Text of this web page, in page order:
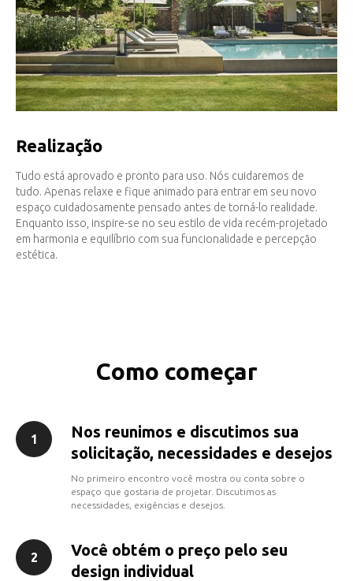
Realização
Tudo está aprovado e pronto para uso. Nós cuidaremos de
tudo. Apenas relaxe e fique animado para entrar em seu novo
espaço cuidadosamente pensado antes de torná-lo realidade.
Enquanto isso, inspire-se no seu estilo de vida recém-projetado
em harmonia e equilíbrio com sua funcionalidade e percepção
estética.
Como começar
1
Nos reunimos e discutimos sua
solicitação, necessidades e desejos
No primeiro encontro você mostra ou conta sobre o
espaço que gostaria de projetar. Discutimos as
necessidades, exigências e desejos.
2
Você obtém o preço pelo seu
design individual